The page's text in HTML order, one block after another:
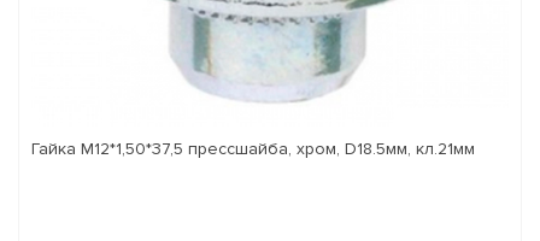
Гайка М12*1,50*37,5 прессшайба, хром, D18.5мм, кл.21мм